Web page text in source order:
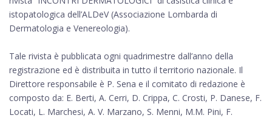
istopatologica dell’ALDeV (Associazione Lombarda di
Dermatologia e Venereologia).
Tale rivista è pubblicata ogni quadrimestre dall’anno della
registrazione ed è distribuita in tutto il territorio nazionale. Il
Direttore responsabile è P. Sena e il comitato di redazione è
composto da: E. Berti, A. Cerri, D. Crippa, C. Crosti, P. Danese, F.
Locati, L. Marchesi, A. V. Marzano, S. Menni, M.M. Pini, F.